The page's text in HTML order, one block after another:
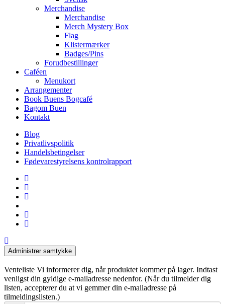
Merchandise
Merchandise
Merch Mystery Box
Flag
Klistermærker
Badges/Pins
Forudbestillinger
Caféen
Menukort
Arrangementer
Book Buens Bogcafé
Bagom Buen
Kontakt
Blog
Privatlivspolitik
Handelsbetingelser
Fødevarestyrelsens kontrolrapport
facebook
linkedin
instagram
phone
email
Administrer samtykke
Venteliste Vi informerer dig, når produktet kommer på lager. Indtast
venligst din gyldige e-mailadresse nedenfor. (Når du tilmelder dig
listen, accepterer du at vi gemmer din e-mailadresse på
tilmeldingslisten.)